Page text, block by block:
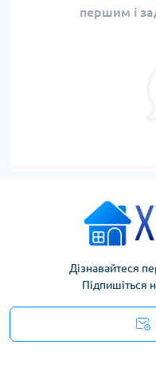
першим і
Дізнавайтеся
Підпишіться